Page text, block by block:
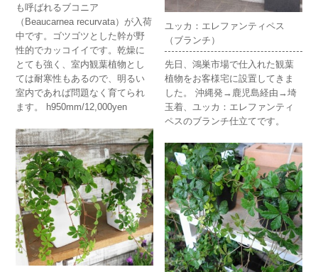
も呼ばれるブコニア
（Beaucarnea recurvata）が入荷
中です。ゴツゴツとした幹が野
性的でカッコイイです。乾燥に
とても強く、室内観葉植物とし
ては耐寒性もあるので、明るい
室内であれば問題なく育てられ
ます。 h950mm/12,000yen
ユッカ：エレファンティペス
（ブランチ）
先日、鴻巣市場で仕入れた観葉
植物をお客様宅に設置してきま
した。 沖縄発→鹿児島経由→埼
玉着、ユッカ：エレファンティ
ペスのブランチ仕立てです。